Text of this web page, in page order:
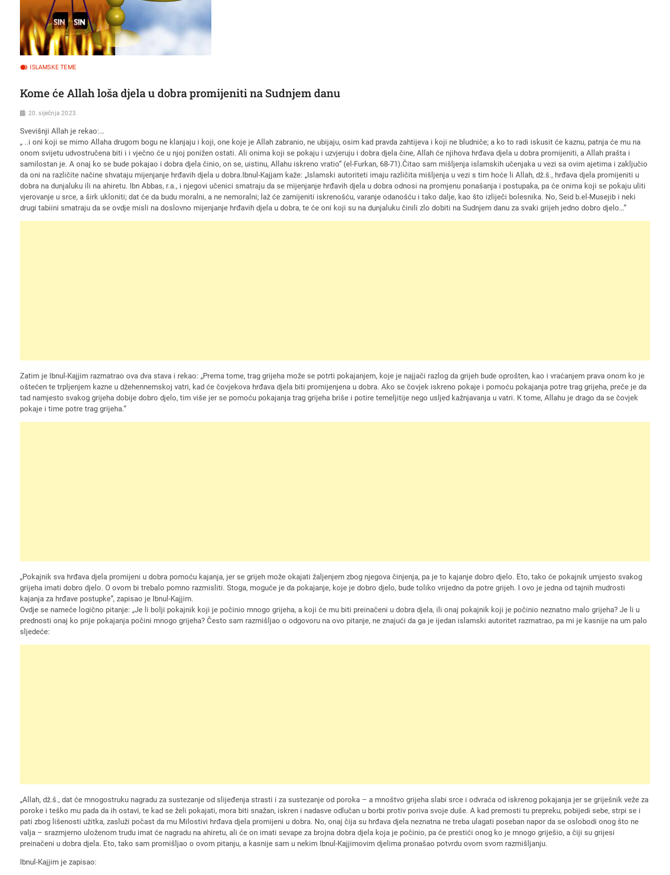
ISLAMSKE TEME
Kome će Allah loša djela u dobra promijeniti na Sudnjem danu
20. siječnja 2023.
Svevišnji Allah je rekao:…
„ ..i oni koji se mimo Allaha drugom bogu ne klanjaju i koji, one koje je Allah zabranio, ne ubijaju, osim kad pravda zahtijeva i koji ne bludniče; a ko to radi iskusit će kaznu, patnja će mu na
onom svijetu udvostručena biti i i vječno će u njoj ponižen ostati. Ali onima koji se pokaju i uzvjeruju i dobra djela čine, Allah će njihova hrđava djela u dobra promijeniti, a Allah prašta i
samilostan je. A onaj ko se bude pokajao i dobra djela činio, on se, uistinu, Allahu iskreno vratio“ (el-Furkan, 68-71).Čitao sam mišljenja islamskih učenjaka u vezi sa ovim ajetima i zaključio
da oni na različite načine shvataju mijenjanje hrđavih djela u dobra.Ibnul-Kajjam kaže: „Islamski autoriteti imaju različita mišljenja u vezi s tim hoće li Allah, dž.š., hrđava djela promijeniti u
dobra na dunjaluku ili na ahiretu. Ibn Abbas, r.a., i njegovi učenici smatraju da se mijenjanje hrđavih djela u dobra odnosi na promjenu ponašanja i postupaka, pa će onima koji se pokaju uliti
vjerovanje u srce, a širk ukloniti; dat će da budu moralni, a ne nemoralni; laž će zamijeniti iskrenošću, varanje odanošću i tako dalje, kao što izliječi bolesnika. No, Seid b.el-Musejib i neki
drugi tabiini smatraju da se ovdje misli na doslovno mijenjanje hrđavih djela u dobra, te će oni koji su na dunjaluku činili zlo dobiti na Sudnjem danu za svaki grijeh jedno dobro djelo…“
Zatim je Ibnul-Kajjim razmatrao ova dva stava i rekao: „Prema tome, trag grijeha može se potrti pokajanjem, koje je najjači razlog da grijeh bude oprošten, kao i vraćanjem prava onom ko je
oštećen te trpljenjem kazne u džehennemskoj vatri, kad će čovjekova hrđava djela biti promijenjena u dobra. Ako se čovjek iskreno pokaje i pomoću pokajanja potre trag grijeha, preče je da
tad namjesto svakog grijeha dobije dobro djelo, tim više jer se pomoću pokajanja trag grijeha briše i potire temeljitije nego usljed kažnjavanja u vatri. K tome, Allahu je drago da se čovjek
pokaje i time potre trag grijeha.“
„Pokajnik sva hrđava djela promijeni u dobra pomoću kajanja, jer se grijeh može okajati žaljenjem zbog njegova činjenja, pa je to kajanje dobro djelo. Eto, tako će pokajnik umjesto svakog
grijeha imati dobro djelo. O ovom bi trebalo pomno razmisliti. Stoga, moguće je da pokajanje, koje je dobro djelo, bude toliko vrijedno da potre grijeh. I ovo je jedna od tajnih mudrosti
kajanja za hrđave postupke“, zapisao je Ibnul-Kajjim.
Ovdje se nameće logično pitanje: „Je li bolji pokajnik koji je počinio mnogo grijeha, a koji će mu biti preinačeni u dobra djela, ili onaj pokajnik koji je počinio neznatno malo grijeha? Je li u
prednosti onaj ko prije pokajanja počini mnogo grijeha? Često sam razmišljao o odgovoru na ovo pitanje, ne znajući da ga je ijedan islamski autoritet razmatrao, pa mi je kasnije na um palo
sljedeće:
„Allah, dž.š., dat će mnogostruku nagradu za sustezanje od slijeđenja strasti i za sustezanje od poroka – a mnoštvo grijeha slabi srce i odvraća od iskrenog pokajanja jer se griješnik veže za
poroke i teško mu pada da ih ostavi, te kad se želi pokajati, mora biti snažan, iskren i nadasve odlučan u borbi protiv poriva svoje duše. A kad premosti tu prepreku, pobijedi sebe, strpi se i
pati zbog lišenosti užitka, zasluži počast da mu Milostivi hrđava djela promijeni u dobra. No, onaj čija su hrđava djela neznatna ne treba ulagati poseban napor da se oslobodi onog što ne
valja – srazmjerno uloženom trudu imat će nagradu na ahiretu, ali će on imati sevape za brojna dobra djela koja je počinio, pa će prestići onog ko je mnogo griješio, a čiji su grijesi
preinačeni u dobra djela. Eto, tako sam promišljao o ovom pitanju, a kasnije sam u nekim Ibnul-Kajjimovim djelima pronašao potvrdu ovom svom razmišljanju.
Ibnul-Kajjim je zapisao: